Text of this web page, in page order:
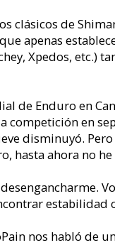
clásicos de
apenas
Xpedos, etc.)
de Enduro en
competición en
disminuyó.
hasta ahora no
estabilidad
nos habló de